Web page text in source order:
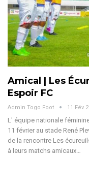
Amical | Les
Espoir FC
Admin Togo Foot 11 Fév
L' équipe nationale
11 février au stade René
de la rencontre Les
à leurs matchs amicaux…